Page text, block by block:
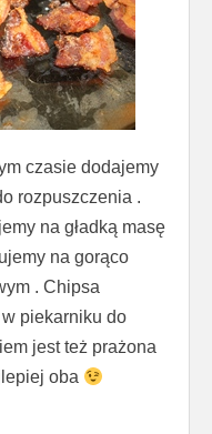
czasie dodajemy
rozpuszczenia .
na gładką masę
na gorąco
. Chipsa
piekarniku do
jest też prażona
oba